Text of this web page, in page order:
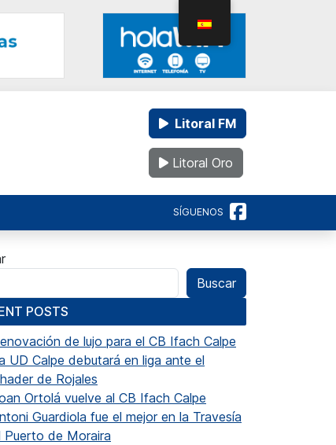
Litoral FM
Litoral Oro
SÍGUENOS
Buscar
POSTS
de lujo para el CB Ifach Calpe
UD Calpe debutará en liga ante el
de Rojales
Ortolá vuelve al CB Ifach Calpe
Guardiola fue el mejor en la Travesía
Puerto de Moraira